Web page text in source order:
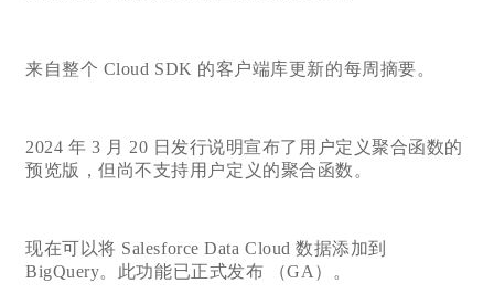
来自整个 Cloud SDK 的客户端库更新的每周摘要。
2024 年 3 月 20 日发行说明宣布了用户定义聚合函数的
预览版，但尚不支持用户定义的聚合函数。
现在可以将 Salesforce Data Cloud 数据添加到
BigQuery。此功能已正式发布 （GA）。